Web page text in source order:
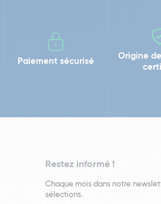
Paiement sécurisé
Origine
Restez informé !
Chaque mois dans notre
sélections.